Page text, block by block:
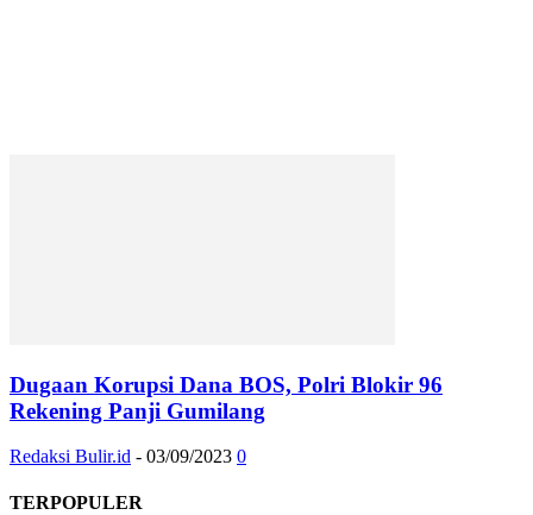
Dugaan Korupsi Dana BOS, Polri Blokir 96
Rekening Panji Gumilang
Redaksi Bulir.id - 03/09/2023 0
TERPOPULER